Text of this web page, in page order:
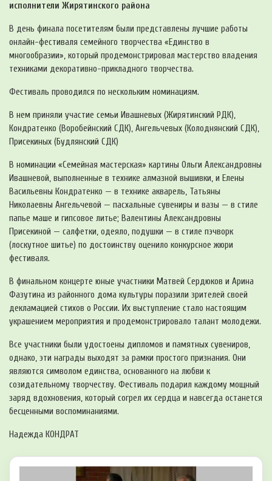
исполнители Жирятинского района
В день финала посетителям были представлены лучшие работы
онлайн-фестиваля семейного творчества «Единство в
многообразии», который продемонстрировал мастерство владения
техниками декоративно-прикладного творчества.
Фестиваль проводился по нескольким номинациям.
В нем приняли участие семьи Ивашневых (Жирятинский РДК),
Кондратенко (Воробейнский СДК), Ангельчевых (Колоднянский СДК),
Присекиных (Будлянский СДК)
В номинации «Семейная мастерская» картины Ольги Александровны
Ивашневой, выполненные в технике алмазной вышивки, и Елены
Васильевны Кондратенко — в технике акварель, Татьяны
Николаевны Ангельчевой — пасхальные сувениры и вазы — в стиле
папье маше и гипсовое литье; Валентины Александровны
Присекиной — салфетки, одеяло, подушки — в стиле пэчворк
(лоскутное шитье) по достоинству оценило конкурсное жюри
фестиваля.
В финальном концерте юные участники Матвей Сердюков и Арина
Фазутина из районного дома культуры поразили зрителей своей
декламацией стихов о России. Их выступление стало настоящим
украшением мероприятия и продемонстрировало талант молодежи.
Все участники были удостоены дипломов и памятных сувениров,
однако, эти награды выходят за рамки простого признания. Они
являются символом единства, основанного на любви к
созидательному творчеству. Фестиваль подарил каждому мощный
заряд вдохновения, который согрел их сердца и навсегда останется
бесценными воспоминаниями.
Надежда КОНДРАТ